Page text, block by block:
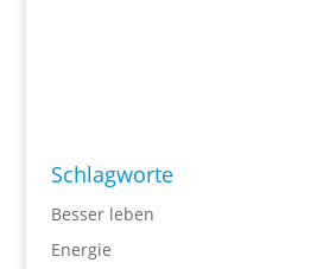
Schlagworte
Besser leben
Energie